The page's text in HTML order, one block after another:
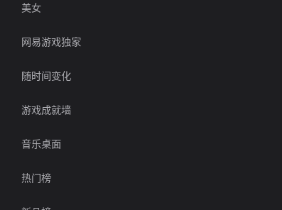
美女
网易游戏独家
随时间变化
游戏成就墙
音乐桌面
热门榜